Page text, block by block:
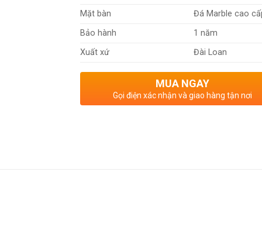
Mặt bàn
Đá Marble cao
Bảo hành
1 năm
Xuất xứ
Đài Loan
MUA NGAY
Gọi điện xác nhận và giao hàng tận nơi